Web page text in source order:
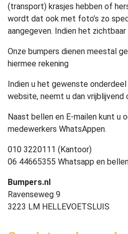
(transport) krasjes hebben of
wordt dat ook met foto’s zo
aangegeven. Indien het zichtbaar
Onze bumpers dienen meestal
hiermee rekening
Indien u het gewenste
website, neemt u dan
Naast bellen en E-mailen kunt u
medewerkers WhatsAppen.
010 3220111 (Kantoor)
06 44665355 Whatsapp en
Bumpers.nl
Ravenseweg 9
3223 LM HELLEVOETSLUIS